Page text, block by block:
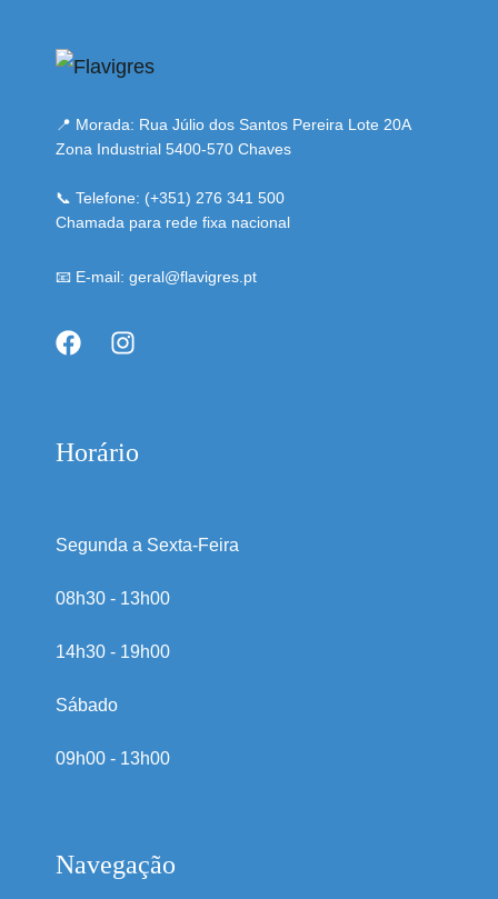
📍 Morada: Rua Júlio dos Santos Pereira Lote 20A
Zona Industrial 5400-570 Chaves
📞 Telefone: (+351) 276 341 500
Chamada para rede fixa nacional
📧 E-mail: geral@flavigres.pt
Horário
Segunda a Sexta-Feira
08h30 - 13h00
14h30 - 19h00
Sábado
09h00 - 13h00
Navegação